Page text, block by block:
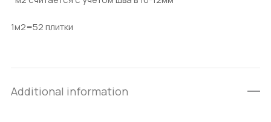
1м2=52 плитки
Additional information